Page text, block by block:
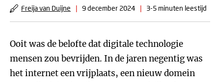
Freija van Duijne | 9 december 2024 | 3-5 minuten leestijd
Ooit was de belofte dat digitale technologie
mensen zou bevrijden. In de jaren negentig was
het internet een vrijplaats, een nieuw domein